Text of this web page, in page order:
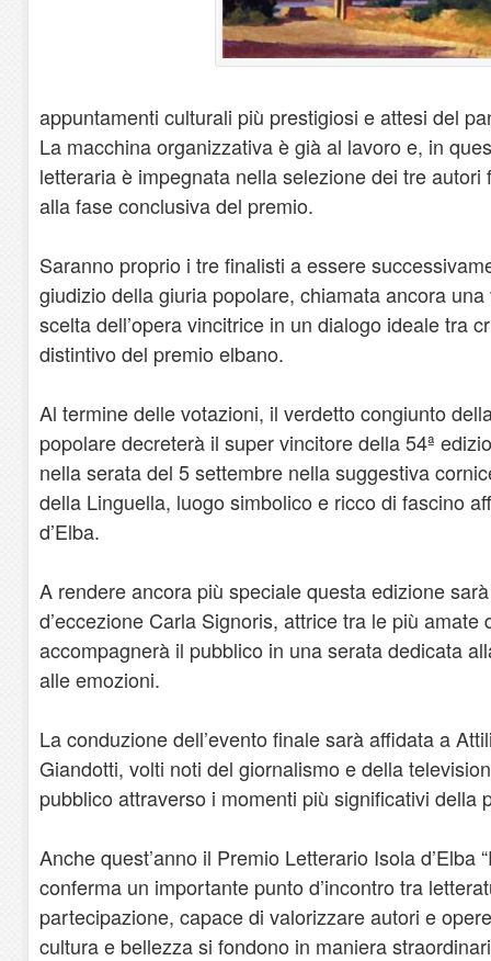
appuntamenti culturali più prestigiosi e attesi del
La macchina organizzativa è già al lavoro e, in
letteraria è impegnata nella selezione dei tre
alla fase conclusiva del premio.
Saranno proprio i tre finalisti a essere
giudizio della giuria popolare, chiamata ancora
scelta dell’opera vincitrice in un dialogo ideale tra
distintivo del premio elbano.
Al termine delle votazioni, il verdetto congiunto
popolare decreterà il super vincitore della 54ª
nella serata del 5 settembre nella suggestiva
della Linguella, luogo simbolico e ricco di fascino
d’Elba.
A rendere ancora più speciale questa edizione
d’eccezione Carla Signoris, attrice tra le più
accompagnerà il pubblico in una serata dedicata
alle emozioni.
La conduzione dell’evento finale sarà affidata a
Giandotti, volti noti del giornalismo e della
pubblico attraverso i momenti più significativi della
Anche quest’anno il Premio Letterario Isola d’Elba
conferma un importante punto d’incontro tra
partecipazione, capace di valorizzare autori e
cultura e bellezza si fondono in maniera